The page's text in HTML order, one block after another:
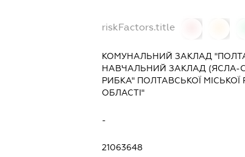
riskFactors.title
КОМУНАЛЬНИЙ ЗАКЛАД
НАВЧАЛЬНИЙ ЗАКЛАД (ЯСЛА-
РИБКА" ПОЛТАВСЬКОЇ
ОБЛАСТІ"
-
21063648